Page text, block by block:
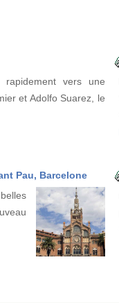
vers une
et Adolfo Suarez, le
Pau, Barcelone